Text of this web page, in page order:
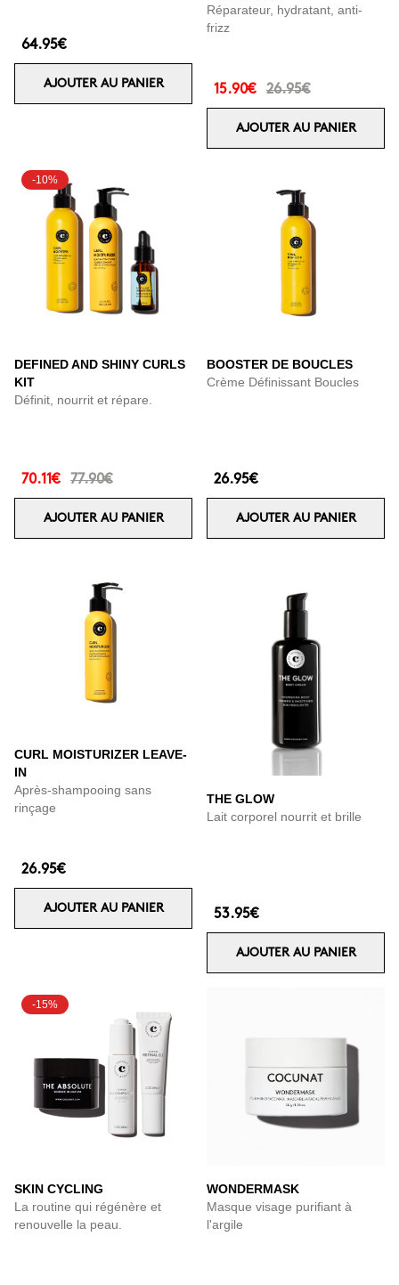
64.95€
AJOUTER AU PANIER
Réparateur, hydratant, anti-
frizz
15.90€ 26.95€
AJOUTER AU PANIER
-10%
DEFINED AND SHINY CURLS
KIT
Définit, nourrit et répare.
70.11€ 77.90€
AJOUTER AU PANIER
BOOSTER DE BOUCLES
Crème Définissant Boucles
26.95€
AJOUTER AU PANIER
CURL MOISTURIZER LEAVE-
IN
Après-shampooing sans
rinçage
26.95€
AJOUTER AU PANIER
THE GLOW
Lait corporel nourrit et brille
53.95€
AJOUTER AU PANIER
-15%
SKIN CYCLING
La routine qui régénère et
renouvelle la peau.
WONDERMASK
Masque visage purifiant à
l'argile